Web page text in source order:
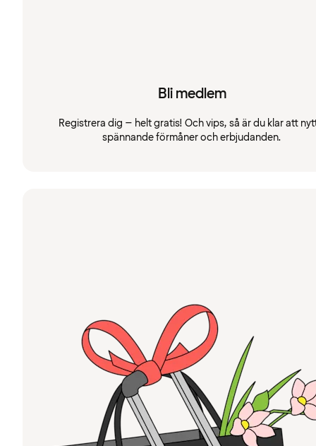
Bli medlem
Registrera dig – helt gratis! Och vips, så är du klar att
spännande förmåner och erbjudanden.